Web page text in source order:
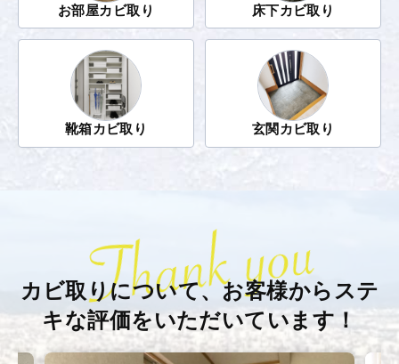
お部屋カビ取り 床下カビ取り
靴箱カビ取り 玄関カビ取り
カビ取りについて、お客様からステ
キな評価をいただいています！